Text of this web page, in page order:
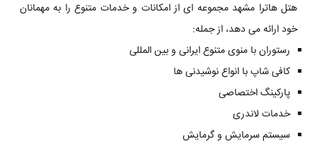
هتل هاترا مشهد مجموعه ای از امکانات و خدمات متنوع را به مهمانان
خود ارائه می دهد، از جمله:
رستوران با منوی متنوع ایرانی و بین المللی
کافی شاپ با انواع نوشیدنی ها
پارکینگ اختصاصی
خدمات لاندری
سیستم سرمایش و گرمایش